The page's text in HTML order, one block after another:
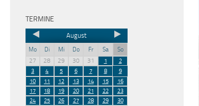
TERMINE
August
Mo Di Mi Do Fr Sa
So
27
28 29 30 31 1
2
3
4 5 6 7 8
9
10
11 12 13 14 15
16
17
18 19 20 21 22
23
24
25 26 27 28 29
30